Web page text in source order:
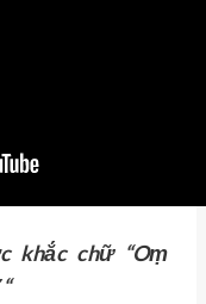
khắc chữ “Oṃ